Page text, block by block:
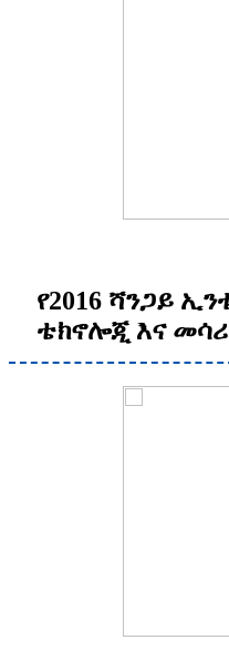
የ2016 ሻንጋይ
ቴክኖሎጂ እና